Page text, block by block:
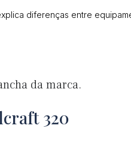
diferenças entre
da marca.
320